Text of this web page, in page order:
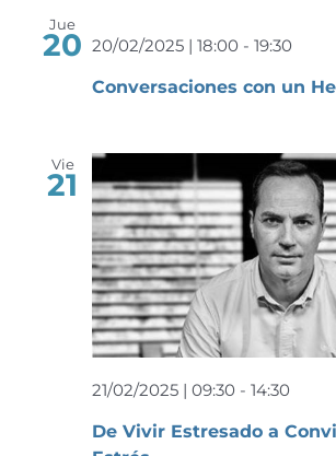
Jue
20
Conversaciones con un
20/02/2025 | 18:00 - 19:30
Vie
21
De Vivir Estresado a
21/02/2025 | 09:30 - 14:30